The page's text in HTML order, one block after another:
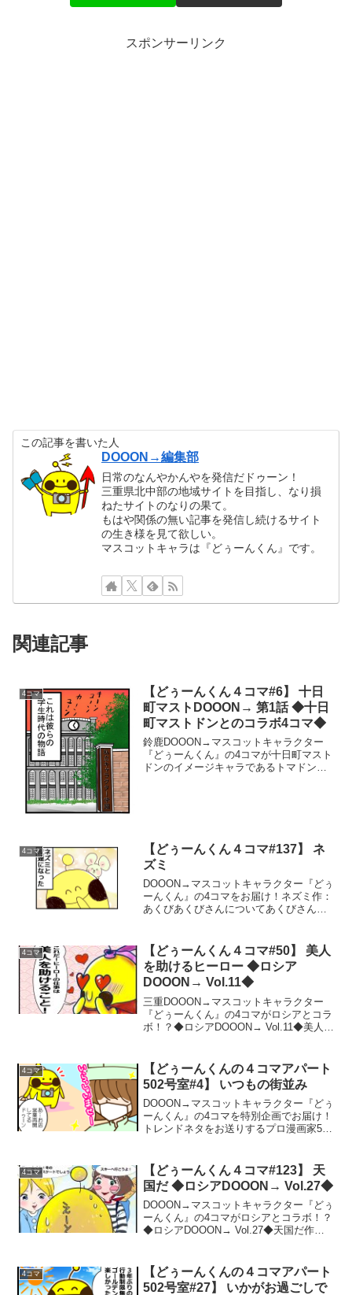
スポンサーリンク
この記事を書いた人
DOOON→編集部
日常のなんやかんやを発信だドゥーン！
三重県北中部の地域サイトを目指し、なり損
ねたサイトのなりの果て。
もはや関係の無い記事を発信し続けるサイト
の生き様を見て欲しい。
マスコットキャラは『どぅーんくん』です。
関連記事
4コマ
【どぅーんくん４コマ#6】 十日
町マストDOOON→ 第1話 ◆十日
町マストドンとのコラボ4コマ◆
鈴鹿DOOON→マスコットキャラクター
『どぅーんくん』の4コマが十日町マスト
ドンのイメージキャラであるトマドンと
4コマ
【どぅーんくん４コマ#137】 ネ
ズミ
DOOON→マスコットキャラクター『どぅ
ーんくん』の4コマをお届け！ネズミ作：
あくびあくびさんについてあくびさんへ
さんのLINEスタンプ「とりたち...
4コマ
【どぅーんくん４コマ#50】 美人
を助けるヒーロー ◆ロシア
DOOON→ Vol.11◆
三重DOOON→マスコットキャラクター
『どぅーんくん』の4コマがロシアとコラ
ボ！？◆ロシアDOOON→ Vol.11◆美人を
ト美しさとは何でしょう？皆さんはどう
思いますか...
4コマ
【どぅーんくんの４コマアパート
502号室#4】 いつもの街並み
DOOON→マスコットキャラクター『どぅ
ーんくん』の4コマを特別企画でお届け！
トレンドネタをお送りするプロ漫画家502
らなくても早く安心して過ごせるように
なればいい...
4コマ
【どぅーんくん４コマ#123】 天
国だ ◆ロシアDOOON→ Vol.27◆
DOOON→マスコットキャラクター『どぅ
ーんくん』の4コマがロシアとコラボ！？
◆ロシアDOOON→ Vol.27◆天国だ作：
るかもしれません。でも、変態ではない
ん...
4コマ
【どぅーんくんの４コマアパート
502号室#27】 いかがお過ごしで